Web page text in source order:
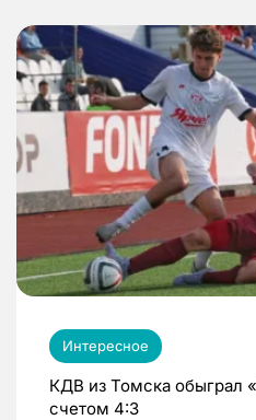
Интересное
КДВ из Томска обыграл
счетом 4:3